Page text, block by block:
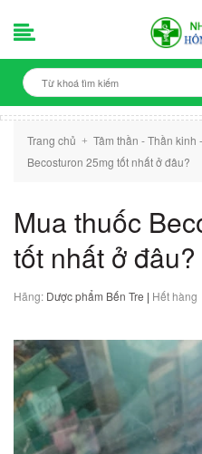
Trang chủ + Tâm thần - Thần kinh
Becosturon 25mg tốt nhất ở đâu?
Mua thuốc
tốt nhất ở đâu?
Hãng: Dược phẩm Bến Tre | Hết hàng